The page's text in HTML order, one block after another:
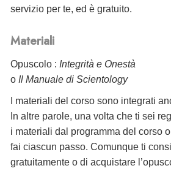
servizio per te, ed è gratuito.
Materiali
Opuscolo : Integrità e Onestà
o Il Manuale di Scientology
I materiali del corso sono integrati
In altre parole, una volta che ti sei
i materiali dal programma del corso
fai ciascun passo. Comunque ti
gratuitamente o di acquistare